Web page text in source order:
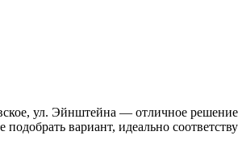
ул. Эйнштейна — отличное
подобрать вариант, идеально